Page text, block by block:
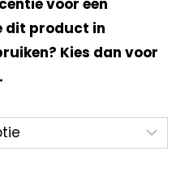
voor één
dit product in
Kies dan voor